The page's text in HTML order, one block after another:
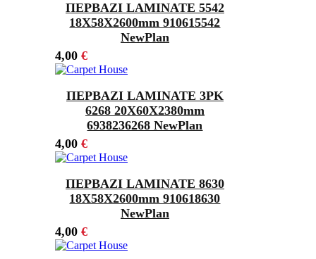
ΠΕΡΒΑΖΙ LAMINATE 5542
18Χ58X2600mm 910615542
NewPlan
4,00 €
ΠΕΡΒΑΖΙ LAMINATE 3PK
6268 20Χ60X2380mm
6938236268 NewPlan
4,00 €
ΠΕΡΒΑΖΙ LAMINATE 8630
18Χ58X2600mm 910618630
NewPlan
4,00 €